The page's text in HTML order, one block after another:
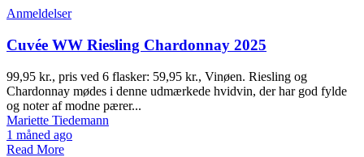
Anmeldelser
Cuvée WW Riesling Chardonnay 2025
99,95 kr., pris ved 6 flasker: 59,95 kr., Vinøen. Riesling og
Chardonnay mødes i denne udmærkede hvidvin, der har god fylde
og noter af modne pærer...
Mariette Tiedemann
1 måned ago
Read More